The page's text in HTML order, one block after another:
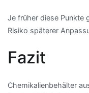
Je früher diese Punkte
Risiko späterer
Fazit
Chemikalienbehälter